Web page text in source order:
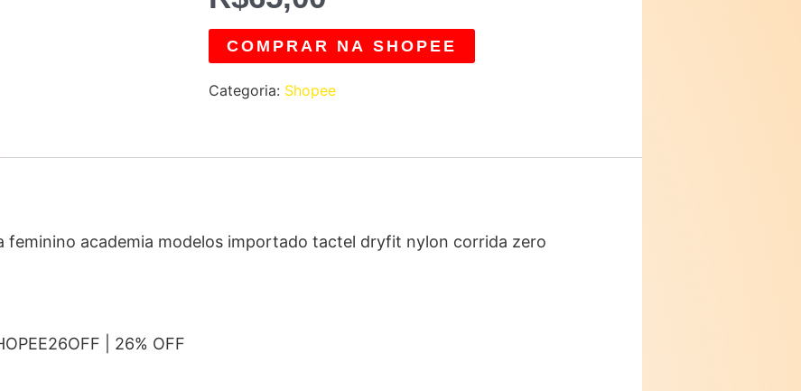
COMPRAR NA SHOPEE
Categoria: Shopee
feminino academia modelos importado tactel dryfit nylon corrida zero
| 26% OFF